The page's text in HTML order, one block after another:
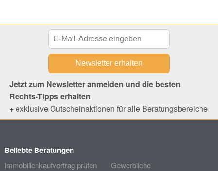
Jetzt zum Newsletter anmelden und die besten
Rechts-Tipps erhalten
+ exklusive Gutscheinaktionen für alle Beratungsbereiche
Beliebte Beratungen
Immobilienkaufvertrag prüfen
Gewerbliche